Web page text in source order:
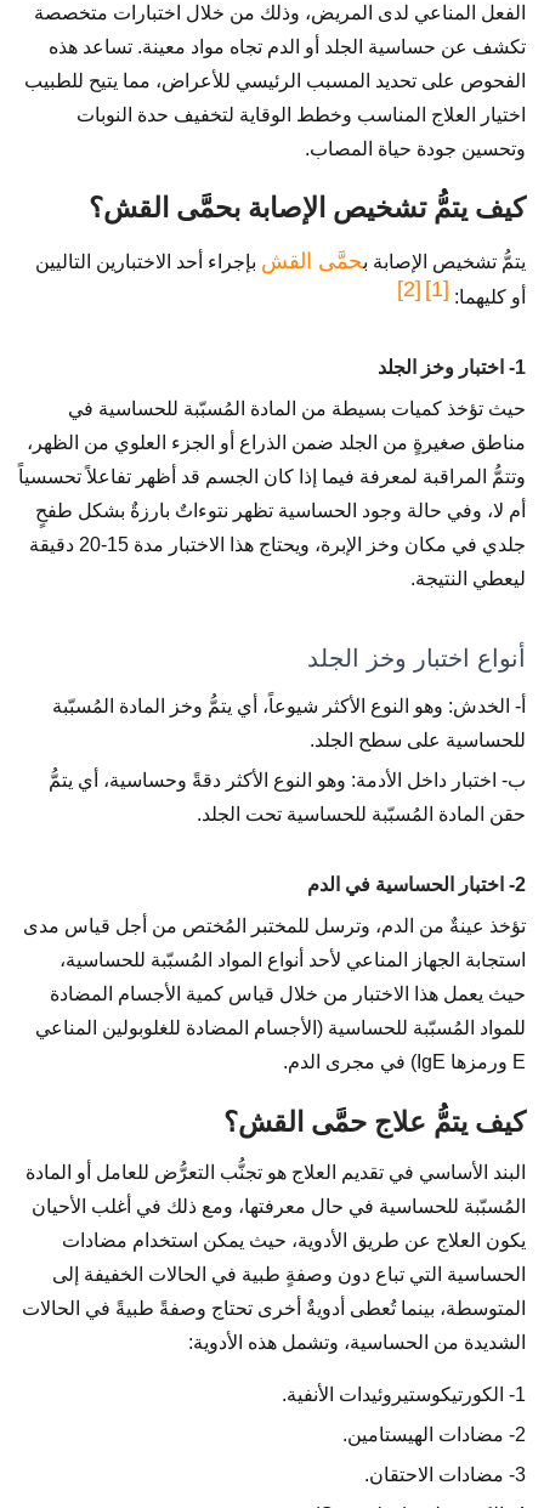
الفعل المناعي لدى المريض، وذلك من خلال اختبارات متخصصة
تكشف عن حساسية الجلد أو الدم تجاه مواد معينة. تساعد هذه
الفحوص على تحديد المسبب الرئيسي للأعراض، مما يتيح للطبيب
اختيار العلاج المناسب وخطط الوقاية لتخفيف حدة النوبات
وتحسين جودة حياة المصاب.
كيف يتمُّ تشخيص الإصابة بحمَّى القش؟
يتمُّ تشخيص الإصابة بحمَّى القش بإجراء أحد الاختبارين التاليين
أو كليهما: [1]
[2]
1- اختبار وخز الجلد
حيث تؤخذ كميات بسيطة من المادة المُسبّبة للحساسية في
مناطق صغيرةٍ من الجلد ضمن الذراع أو الجزء العلوي من الظهر،
وتتمُّ المراقبة لمعرفة فيما إذا كان الجسم قد أظهر تفاعلاً تحسسياً
أم لا، وفي حالة وجود الحساسية تظهر نتوءاتٌ بارزةٌ بشكل طفحٍ
جلدي في مكان وخز الإبرة، ويحتاج هذا الاختبار مدة 15-20 دقيقة
ليعطي النتيجة.
أنواع اختبار وخز الجلد
أ- الخدش: وهو النوع الأكثر شيوعاً، أي يتمُّ وخز المادة المُسبّبة
للحساسية على سطح الجلد.
ب- اختبار داخل الأدمة: وهو النوع الأكثر دقةً وحساسية، أي يتمُّ
حقن المادة المُسبّبة للحساسية تحت الجلد.
2- اختبار الحساسية في الدم
تؤخذ عينةٌ من الدم، وترسل للمختبر المُختص من أجل قياس مدى
استجابة الجهاز المناعي لأحد أنواع المواد المُسبّبة للحساسية،
حيث يعمل هذا الاختبار من خلال قياس كمية الأجسام المضادة
للمواد المُسبّبة للحساسية (الأجسام المضادة للغلوبولين المناعي
E ورمزها IgE) في مجرى الدم.
كيف يتمُّ علاج حمَّى القش؟
البند الأساسي في تقديم العلاج هو تجنُّب التعرُّض للعامل أو المادة
المُسبّبة للحساسية في حال معرفتها، ومع ذلك في أغلب الأحيان
يكون العلاج عن طريق الأدوية، حيث يمكن استخدام مضادات
الحساسية التي تباع دون وصفةٍ طبية في الحالات الخفيفة إلى
المتوسطة، بينما تُعطى أدويةٌ أخرى تحتاج وصفةً طبيةً في الحالات
الشديدة من الحساسية، وتشمل هذه الأدوية:
1- الكورتيكوستيروئيدات الأنفية.
2- مضادات الهيستامين.
3- مضادات الاحتقان.